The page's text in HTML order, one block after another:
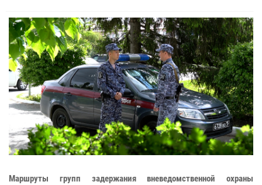
Маршруты групп задержания вневедомственной охраны